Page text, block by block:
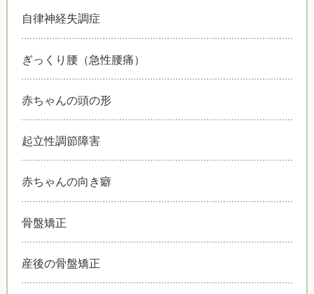
自律神経失調症
ぎっくり腰（急性腰痛）
赤ちゃんの頭の形
起立性調節障害
赤ちゃんの向き癖
骨盤矯正
産後の骨盤矯正